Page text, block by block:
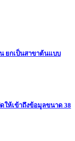
ยกเป็นสาขาต้นแบบ
ให้เข้าถึงข้อมูลขนาด 38